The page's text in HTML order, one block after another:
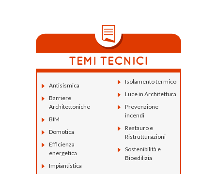
Antisismica
Barriere
Architettoniche
BIM
Domotica
Efficienza
energetica
Impiantistica
Isolamento termico
Luce in Architettura
Prevenzione
incendi
Restauro e
Ristrutturazioni
Sostenibilità e
Bioedilizia